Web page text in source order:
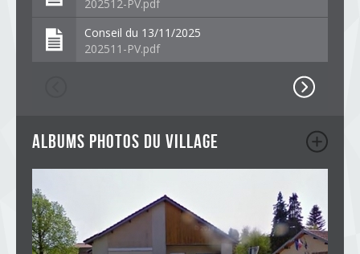
202512-PV.pdf
Conseil du 13/11/2025
202511-PV.pdf
albums photos du village